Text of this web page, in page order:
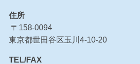
住所
〒158-0094
東京都世田谷区玉川4-10-20
TEL/FAX